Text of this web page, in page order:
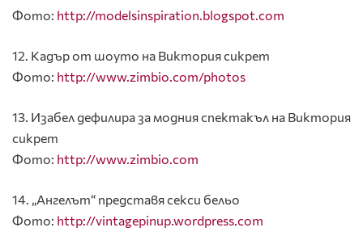
Фото: http://modelsinspiration.blogspot.com
12. Кадър от шоуто на Виктория сикрет
Фото: http://www.zimbio.com/photos
13. Изабел дефилира за модния спектакъл на Виктория
сикрет
Фото: http://www.zimbio.com
14. „Ангелът“ представя секси бельо
Фото: http://vintagepinup.wordpress.com